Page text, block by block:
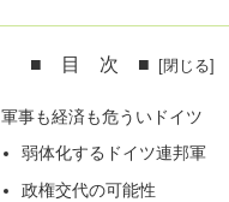
■ 目 次 ■
軍事も経済も危ういドイツ
弱体化するドイツ連邦軍
政権交代の可能性